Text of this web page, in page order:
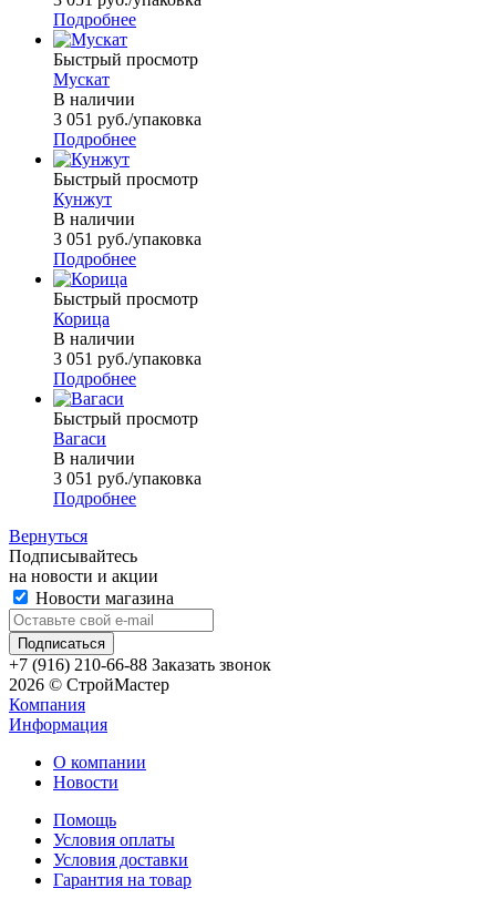
Подробнее
Быстрый просмотр
Мускат
В наличии
3 051 руб./упаковка
Подробнее
Быстрый просмотр
Кунжут
В наличии
3 051 руб./упаковка
Подробнее
Быстрый просмотр
Корица
В наличии
3 051 руб./упаковка
Подробнее
Быстрый просмотр
Вагаси
В наличии
3 051 руб./упаковка
Подробнее
Вернуться
Подписывайтесь
на новости и акции
Новости магазина
+7 (916) 210-66-88 Заказать звонок
2026 © СтройМастер
Компания
Информация
О компании
Новости
Помощь
Условия оплаты
Условия доставки
Гарантия на товар